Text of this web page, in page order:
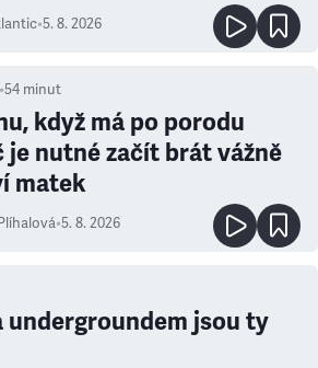
•5. 8. 2026
•54 minut
když má po porodu
je nutné začít brát vážně
matek
•5. 8. 2026
undergroundem jsou ty